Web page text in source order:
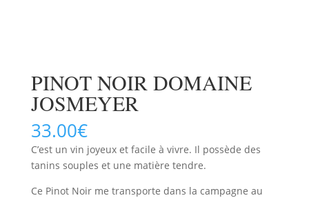
PINOT NOIR DOMAINE
JOSMEYER
33.00€
C’est un vin joyeux et facile à vivre. Il possède des
tanins souples et une matière tendre.
Ce Pinot Noir me transporte dans la campagne au